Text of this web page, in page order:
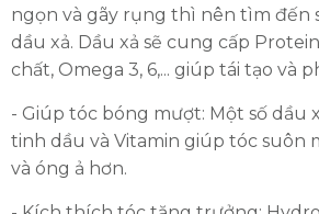
ngọn và gãy rụng thì nên tìm đến
dầu xả. Dầu xả sẽ cung cấp
chất, Omega 3, 6,... giúp tái tạo và
- Giúp tóc bóng mượt: Một số dầu
tinh dầu và Vitamin giúp tóc suôn
và óng ả hơn.